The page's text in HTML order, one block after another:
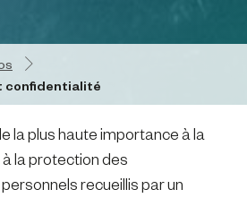
confidentialité
la plus haute importance à la
la protection des
recueillis par un